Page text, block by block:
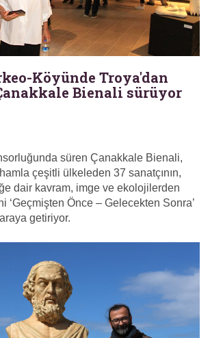
Köyünde Troya'dan
Bienali sürüyor
süren Çanakkale Bienali,
çeşitli ülkeleden 37 sanatçının,
dair kavram, imge ve ekolojilerden
‘Geçmişten Önce – Gelecekten Sonra’
getiriyor.